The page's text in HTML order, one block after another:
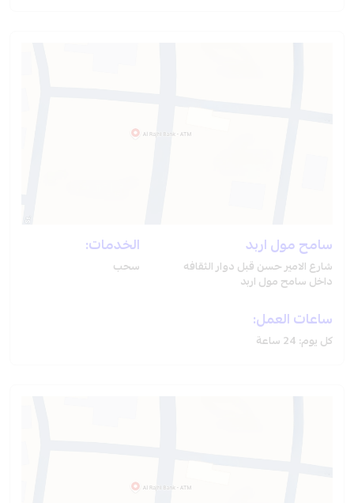
سامح مول اربد
شارع الامير حسن قبل دوار الثقافه
داخل سامح مول اربد
الخدمات:
سحب
ساعات العمل:
كل يوم: 24 ساعة